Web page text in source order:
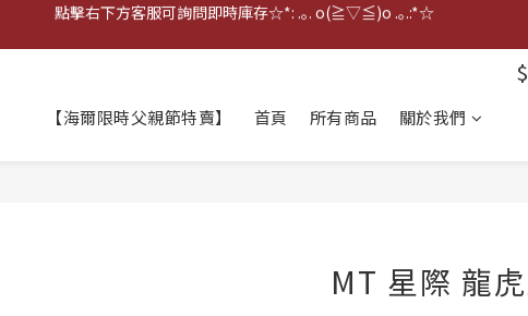
點擊右下方客服可詢問即時庫存☆*: .｡. o(≧▽≦)o .｡.:*☆
歡迎到門市實體試戴(❁´◡`❁)
$
【海爾限時父親節特賣】 首頁 所有商品 關於我們
MT 星際 龍